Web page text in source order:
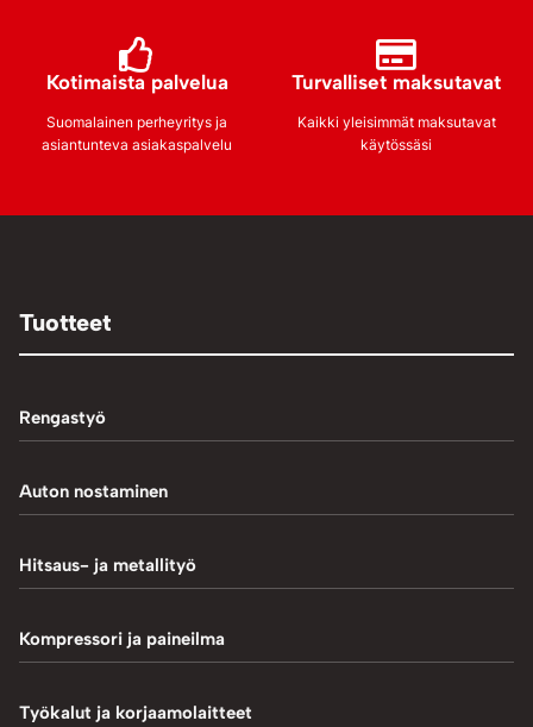
Kotimaista palvelua
Suomalainen perheyritys ja
asiantunteva asiakaspalvelu
Turvalliset maksutavat
Kaikki yleisimmät maksutavat
käytössäsi
Tuotteet
Rengastyö
Palteennostin
Rengastarvikkeet/työkalut
Rengasventtiilit
Auton nostaminen
1-Pilarinostimet
4-Pilarinostimet
Saksinostimet ja Matalanostimet
Hitsaus- ja metallityö
Hitsaustarvikkeet
Kompressori ja paineilma
Hiekkapuhallus
Työkalut ja korjaamolaitteet